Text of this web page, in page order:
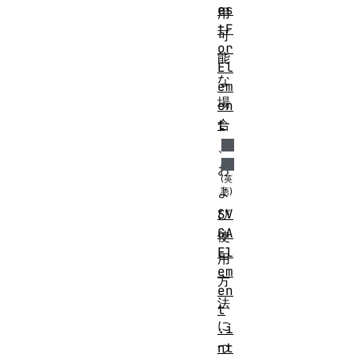
用
可
能
な
場
合
お
よ
び
使
用
方
法
に
つ
es
tF
or
El
em
en
t
SV
GA
El
em
en
t
.i
nt